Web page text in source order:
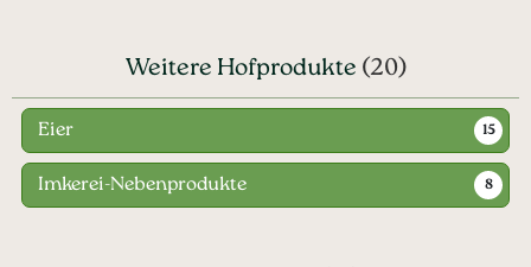
Weitere Hofprodukte (20)
Eier 15
Imkerei-Nebenprodukte 8